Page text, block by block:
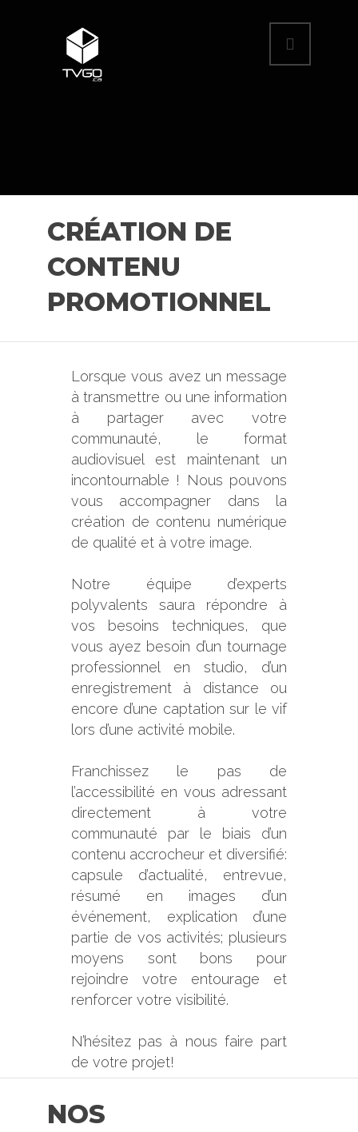
CRÉATION DE
CONTENU
PROMOTIONNEL
Lorsque vous avez un message
à transmettre ou une information
à partager avec votre
communauté, le format
audiovisuel est maintenant un
incontournable ! Nous pouvons
vous accompagner dans la
création de contenu numérique
de qualité et à votre image.
Notre équipe d’experts
polyvalents saura répondre à
vos besoins techniques, que
vous ayez besoin d’un tournage
professionnel en studio, d’un
enregistrement à distance ou
encore d’une captation sur le vif
lors d’une activité mobile.
Franchissez le pas de
l’accessibilité en vous adressant
directement à votre
communauté par le biais d’un
contenu accrocheur et diversifié:
capsule d’actualité, entrevue,
résumé en images d’un
événement, explication d’une
partie de vos activités; plusieurs
moyens sont bons pour
rejoindre votre entourage et
renforcer votre visibilité.
N’hésitez pas à nous faire part
de votre projet!
NOS